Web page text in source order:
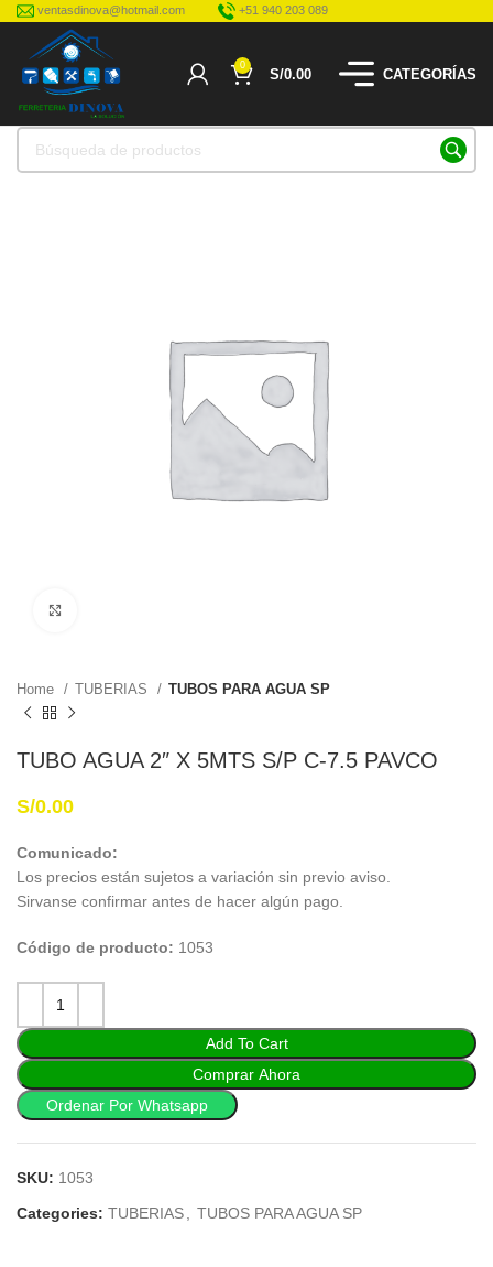
ventasdinova@hotmail.com +51 940 203 089
0
S/0.00 CATEGORÍAS
Home TUBERIAS TUBOS PARA AGUA SP
TUBO AGUA 2″ X 5MTS S/P C-7.5 PAVCO
S/0.00
Comunicado:
Los precios están sujetos a variación sin previo aviso.
Sirvanse confirmar antes de hacer algún pago.
Código de producto: 1053
Add To Cart
Comprar Ahora
Ordenar Por Whatsapp
SKU: 1053
Categories: TUBERIAS TUBOS PARA AGUA SP